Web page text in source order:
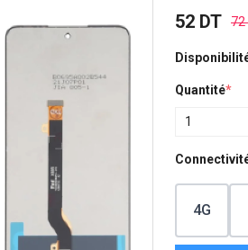
52 DT 72
Quantité*
4G